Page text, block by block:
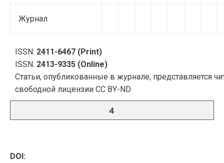
Журнал
ISSN: 2411-6467 (Print)
ISSN: 2413-9335 (Online)
Статьи, опубликованные в журнале, представляется
свободной лицензии CC BY-ND
4
DOI: